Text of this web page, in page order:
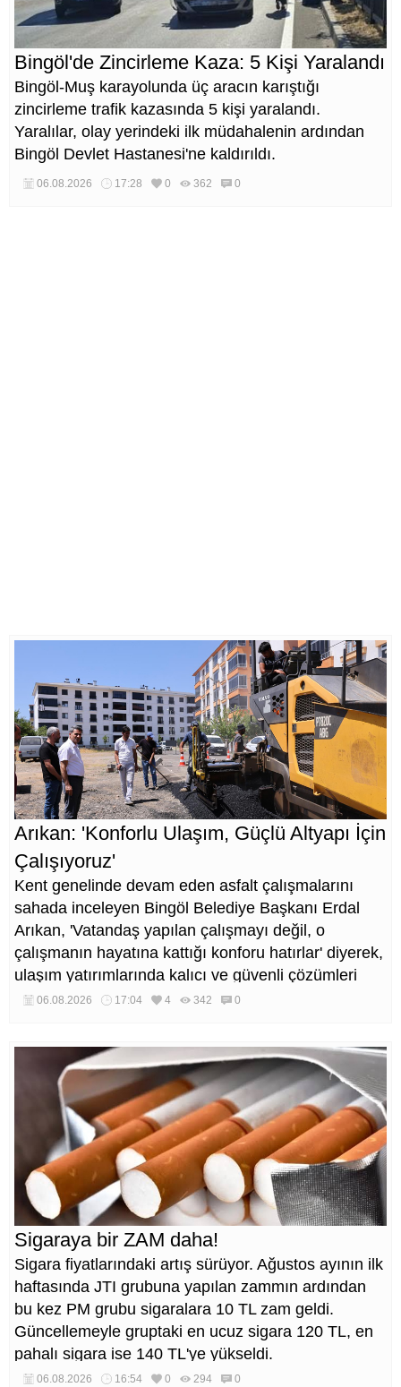
Bingöl'de Zincirleme Kaza: 5 Kişi Yaralandı
Bingöl-Muş karayolunda üç aracın karıştığı
zincirleme trafik kazasında 5 kişi yaralandı.
Yaralılar, olay yerindeki ilk müdahalenin ardından
Bingöl Devlet Hastanesi'ne kaldırıldı.
06.08.2026 17:28 0 362 0
Arıkan: 'Konforlu Ulaşım, Güçlü Altyapı İçin
Çalışıyoruz'
Kent genelinde devam eden asfalt çalışmalarını
sahada inceleyen Bingöl Belediye Başkanı Erdal
Arıkan, 'Vatandaş yapılan çalışmayı değil, o
çalışmanın hayatına kattığı konforu hatırlar' diyerek,
ulaşım yatırımlarında kalıcı ve güvenli çözümleri
öncelediklerini söyledi. Arıkan, bu sezon yaklaşık 40
06.08.2026 17:04 4 342 0
Sigaraya bir ZAM daha!
Sigara fiyatlarındaki artış sürüyor. Ağustos ayının ilk
haftasında JTI grubuna yapılan zammın ardından
bu kez PM grubu sigaralara 10 TL zam geldi.
Güncellemeyle gruptaki en ucuz sigara 120 TL, en
pahalı sigara ise 140 TL'ye yükseldi.
06.08.2026 16:54 0 294 0